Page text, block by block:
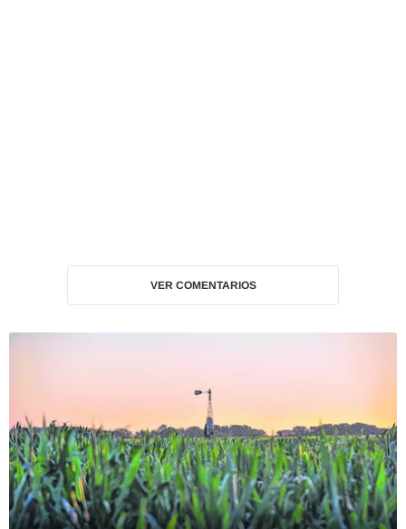
VER COMENTARIOS